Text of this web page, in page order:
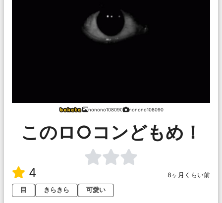
nonono108090 nonono108090
このロ○コンどもめ！
4
8ヶ月くらい前
目
きらきら 可愛い